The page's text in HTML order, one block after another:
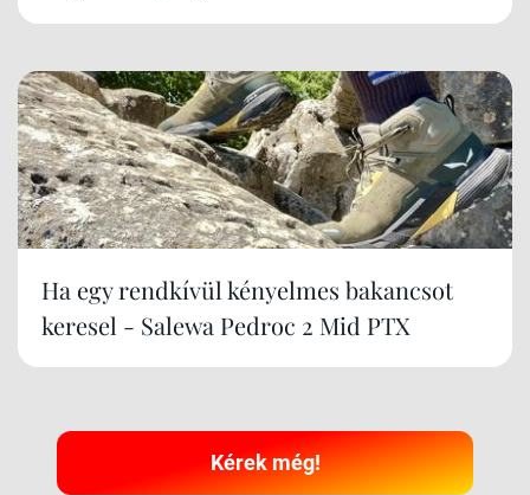
Ha egy rendkívül kényelmes bakancsot
keresel - Salewa Pedroc 2 Mid PTX
Kérek még!